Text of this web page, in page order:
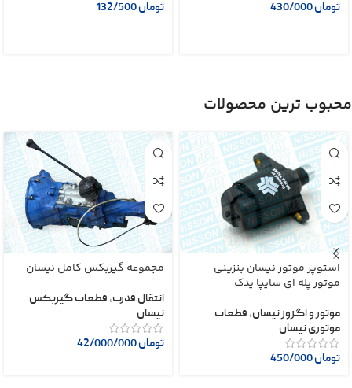
تومان
تومان
محبوب ترین محصولات
استوپر موتور نیسان بنزینی
موتور پله ای سایپا یدک
موتور و اگزوز نیسان, قطعات
موتوری نیسان
تومان
مجموعه گیربکس کامل نیسان
انتقال قدرت, قطعات گیربکس
نیسان
تومان